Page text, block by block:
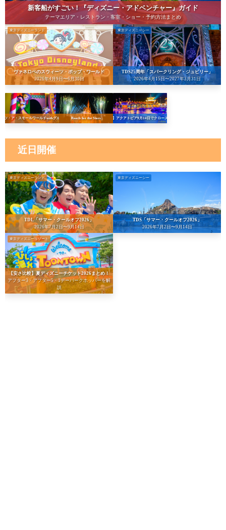
新客船がすごい！『ディズニー・アドベンチャー』ガイド
テーマエリア・レストラン・客室・ショー・予約方法まとめ
東京ディズニーランド
ヴァネロペのスウィーツ・ポップ・ワールド
2026年4月9日〜6月30日
東京ディズニーシー
TDS25周年「スパークリング・ジュビリー」
2026年4月15日〜2027年3月31日
ッツ・ア・スモールワールドwithグルート Reach for the Stars 【悲報】アクアトピア9月14日でクローズへ…！
近日開催
東京ディズニーランド
TDL「サマー・クールオフ2026」
2026年7月2日〜9月14日
東京ディズニーシー
TDS「サマー・クールオフ2026」
2026年7月2日〜9月14日
東京ディズニーリゾート
【安さ比較】夏ディズニーチケット2026まとめ！
アフター3・アフター5・1デーパークホッパーを解
説